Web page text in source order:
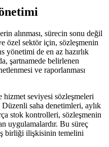
alınması, sürecin sonu değil
özel sektör için, sözleşmenin
yönetimi de en az hazırlık
şartnamede belirlenen
ve raporlanması
hizmet seviyesi sözleşmeleri
saha denetimleri, aylık
stok kontrolleri, sözleşmenin
uygulamalardır. Bu süreç
birliği ilişkisinin temelini